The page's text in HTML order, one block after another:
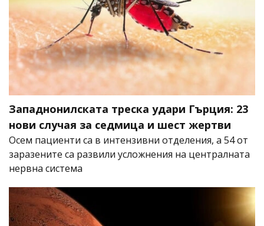
Западнонилската треска удари Гърция: 23
нови случая за седмица и шест жертви
Осем пациенти са в интензивни отделения, а 54 от
заразените са развили усложнения на централната
нервна система